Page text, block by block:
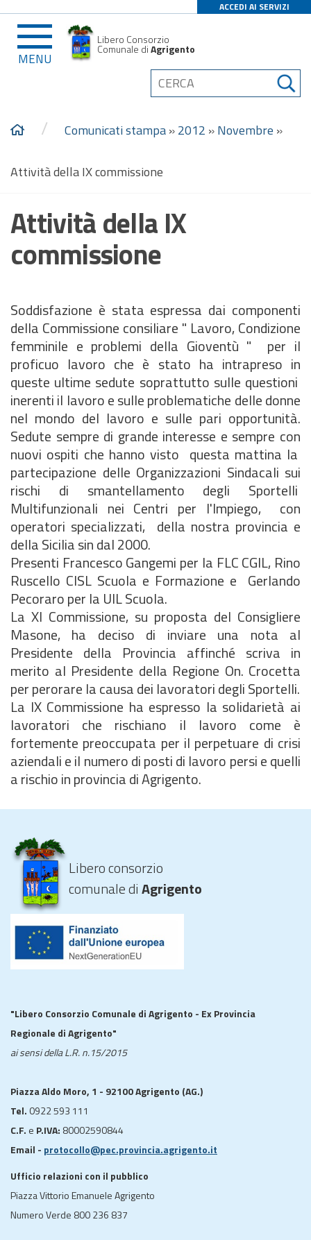
ACCEDI AI SERVIZI
MENU
Libero Consorzio
Comunale diAgrigento
/ Comunicati stampa»2012 »Novembre »
Attività della IX commissione
Attività della IX
commissione
Soddisfazione è stata espressa dai componenti
della Commissione consiliare " Lavoro, Condizione
femminile e problemi della Gioventù " per il
proficuo lavoro che è stato ha intrapreso in
queste ultime sedute soprattutto sulle questioni
inerenti il lavoro e sulle problematiche delle donne
nel mondo del lavoro e sulle pari opportunità.
Sedute sempre di grande interesse e sempre con
nuovi ospiti che hanno visto questa mattina la
partecipazione delle Organizzazioni Sindacali sui
rischi di smantellamento degli Sportelli
Multifunzionali nei Centri per l'Impiego, con
operatori specializzati, della nostra provincia e
della Sicilia sin dal 2000.
Presenti Francesco Gangemi per la FLC CGIL, Rino
Ruscello CISL Scuola e Formazione e Gerlando
Pecoraro per la UIL Scuola.
La XI Commissione, su proposta del Consigliere
Masone, ha deciso di inviare una nota al
Presidente della Provincia affinché scriva in
merito al Presidente della Regione On. Crocetta
per perorare la causa dei lavoratori degli Sportelli.
La IX Commissione ha espresso la solidarietà ai
lavoratori che rischiano il lavoro come è
fortemente preoccupata per il perpetuare di crisi
aziendali e il numero di posti di lavoro persi e quelli
a rischio in provincia di Agrigento.
Libero consorzio
comunale diAgrigento
"Libero Consorzio Comunale di Agrigento - Ex Provincia
Regionale di Agrigento"
ai sensi della L.R. n.15/2015
Piazza Aldo Moro, 1 - 92100 Agrigento (AG.)
Tel. 0922 593 111
C.F. e P.IVA: 80002590844
Email - protocollo@pec.provincia.agrigento.it
Ufficio relazioni con il pubblico
Piazza Vittorio Emanuele Agrigento
Numero Verde 800 236 837